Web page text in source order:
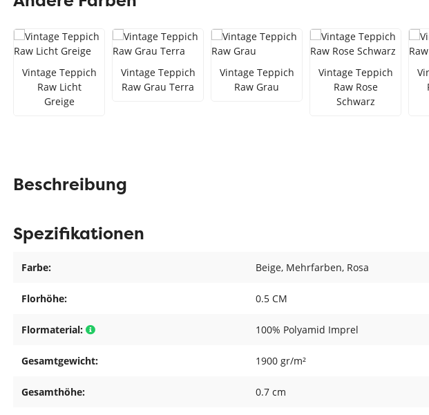
Teppich Rot
Zur Kategorie Teppich Farben
Zur Kategorie Teppich Sorten
Vintage Teppich
Raw Licht
Greige
Vintage Teppich
Raw Grau Terra
Vintage Teppich
Raw Grau
Vintage Teppich
Raw Rose
Schwarz
Beschreibung
Spezifikationen
Farbe: Beige, Mehrfarben, Rosa
Florhöhe: 0.5 CM
Flormaterial: 100% Polyamid Imprel
Gesamtgewicht: 1900 gr/m²
Gesamthöhe: 0.7 cm